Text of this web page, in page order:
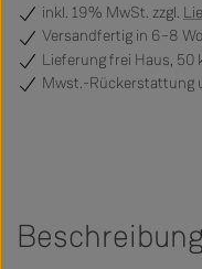
inkl. 19% MwSt. zzgl.
Versandfertig in 6–8
Lieferung frei Haus, 50
Mwst.-Rückerstattung
Beschreibung